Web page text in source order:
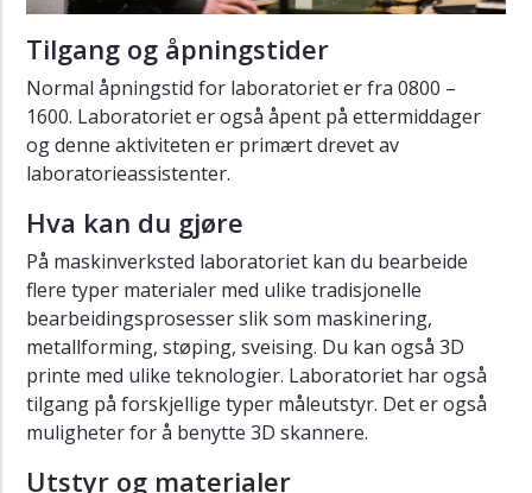
Samarbeid
med
næringslivet
Tilgang og åpningstider
Normal åpningstid for laboratoriet er fra 0800 –
1600. Laboratoriet er også åpent på ettermiddager
og denne aktiviteten er primært drevet av
laboratorieassistenter.
Hva kan du gjøre
På maskinverksted laboratoriet kan du bearbeide
flere typer materialer med ulike tradisjonelle
bearbeidingsprosesser slik som maskinering,
metallforming, støping, sveising. Du kan også 3D
printe med ulike teknologier. Laboratoriet har også
tilgang på forskjellige typer måleutstyr. Det er også
muligheter for å benytte 3D skannere.
Utstyr og materialer